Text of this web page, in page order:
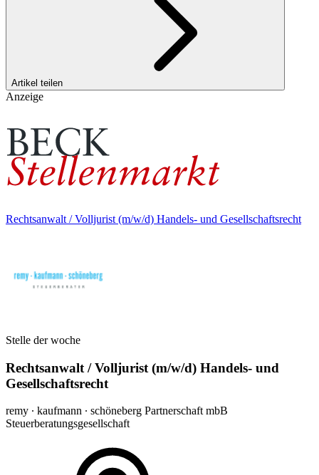
Artikel teilen
Anzeige
Rechtsanwalt / Volljurist (m/w/d) Handels- und Gesellschaftsrecht
Stelle der woche
Rechtsanwalt / Volljurist (m/w/d) Handels- und
Gesellschaftsrecht
remy ∙ kaufmann ∙ schöneberg Partnerschaft mbB
Steuerberatungsgesellschaft